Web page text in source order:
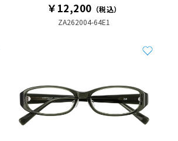
￥12,200 （税込）
ZA262004-64E1